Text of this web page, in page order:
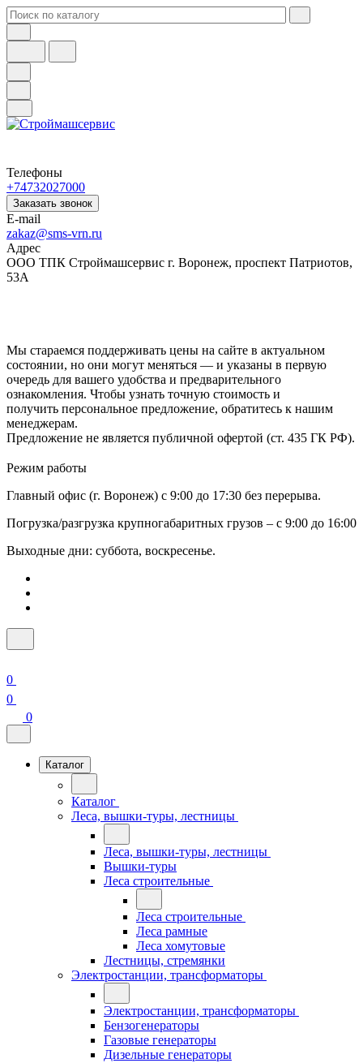
Телефоны
+74732027000
Заказать звонок
E-mail
zakaz@sms-vrn.ru
Адрес
ООО ТПК Строймашсервис г. Воронеж, проспект Патриотов,
53А
Мы стараемся поддерживать цены на сайте в актуальном
состоянии, но они могут меняться — и указаны в первую
очередь для вашего удобства и предварительного
ознакомления. Чтобы узнать точную стоимость и
получить персональное предложение, обратитесь к нашим
менеджерам.
Предложение не является публичной офертой (ст. 435 ГК РФ).
Режим работы
Главный офис (г. Воронеж) с 9:00 до 17:30 без перерыва.
Погрузка/разгрузка крупногабаритных грузов – с 9:00 до 16:00
Выходные дни: суббота, воскресенье.
0
0
0
Каталог
Каталог
Леса, вышки-туры, лестницы
Леса, вышки-туры, лестницы
Вышки-туры
Леса строительные
Леса строительные
Леса рамные
Леса хомутовые
Лестницы, стремянки
Электростанции, трансформаторы
Электростанции, трансформаторы
Бензогенераторы
Газовые генераторы
Дизельные генераторы